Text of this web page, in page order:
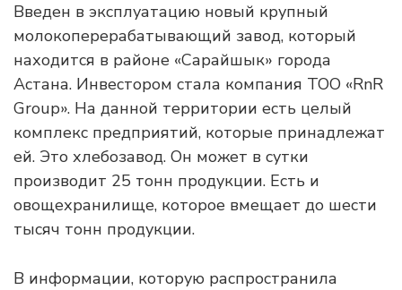
Введен в эксплуатацию новый крупный
молокоперерабатывающий завод, который
находится в районе «Сарайшык» города
Астана. Инвестором стала компания ТОО «RnR
Group». На данной территории есть целый
комплекс предприятий, которые принадлежат
ей. Это хлебозавод. Он может в сутки
производит 25 тонн продукции. Есть и
овощехранилище, которое вмещает до шести
тысяч тонн продукции.
В информации, которую распространила